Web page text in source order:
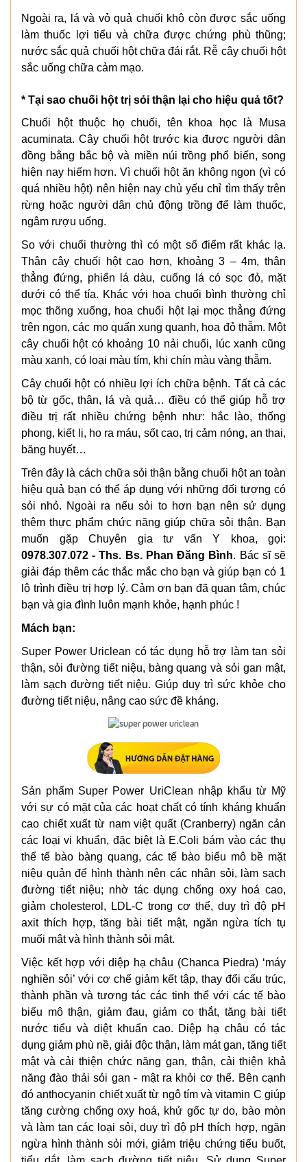
Ngoài ra, lá và vỏ quả chuối khô còn được sắc uống
làm thuốc lợi tiểu và chữa được chứng phù thũng;
nước sắc quả chuối hột chữa đái rắt. Rễ cây chuối hột
sắc uống chữa cảm mạo.
* Tại sao chuối hột trị sỏi thận lại cho hiệu quả tốt?
Chuối hột thuộc họ chuối, tên khoa học là Musa
acuminata. Cây chuối hột trước kia được người dân
đồng bằng bắc bộ và miền núi trồng phổ biến, song
hiện nay hiếm hơn. Vì chuối hột ăn không ngon (vì có
quá nhiều hột) nên hiện nay chủ yếu chỉ tìm thấy trên
rừng hoặc người dân chủ động trồng để làm thuốc,
ngâm rượu uống.
So với chuối thường thì có một số điểm rất khác lạ.
Thân cây chuối hột cao hơn, khoảng 3 – 4m, thân
thẳng đứng, phiến lá dàu, cuống lá có sọc đỏ, mặt
dưới có thể tía. Khác với hoa chuối bình thường chỉ
mọc thõng xuống, hoa chuối hột lại mọc thẳng đứng
trên ngọn, các mo quấn xung quanh, hoa đỏ thẫm. Một
cây chuối hột có khoảng 10 nải chuối, lúc xanh cũng
màu xanh, có loại màu tím, khi chín màu vàng thẫm.
Cây chuối hột có nhiều lợi ích chữa bệnh. Tất cả các
bộ từ gốc, thân, lá và quả… điều có thể giúp hỗ trợ
điều trị rất nhiều chứng bệnh như: hắc lào, thống
phong, kiết lị, ho ra máu, sốt cao, trị cảm nóng, an thai,
băng huyết…
Trên đây là cách chữa sỏi thận bằng chuối hột an toàn
hiệu quả bạn có thể áp dụng với những đối tượng có
sỏi nhỏ. Ngoài ra nếu sỏi to hơn bạn nên sử dụng
thêm thực phẩm chức năng giúp chữa sỏi thận. Bạn
muốn gặp Chuyên gia tư vấn Y khoa, gọi:
0978.307.072 - Ths. Bs. Phan Đăng Bình. Bác sĩ sẽ
giải đáp thêm các thắc mắc cho bạn và giúp bạn có 1
lộ trình điều trị hợp lý. Cảm ơn bạn đã quan tâm, chúc
bạn và gia đình luôn mạnh khỏe, hạnh phúc !
Mách bạn:
Super Power Uriclean có tác dụng hỗ trợ làm tan sỏi
thận, sỏi đường tiết niệu, bàng quang và sỏi gan mật,
làm sạch đường tiết niệu. Giúp duy trì sức khỏe cho
đường tiết niệu, nâng cao sức đề kháng.
Sản phẩm Super Power UriClean nhập khẩu từ Mỹ
với sự có mặt của các hoạt chất có tính kháng khuẩn
cao chiết xuất từ nam việt quất (Cranberry) ngăn cản
các loại vi khuẩn, đặc biệt là E.Coli bám vào các thụ
thể tế bào bàng quang, các tế bào biểu mô bề mặt
niệu quản để hình thành nên các nhân sỏi, làm sạch
đường tiết niệu; nhờ tác dụng chống oxy hoá cao,
giảm cholesterol, LDL-C trong cơ thể, duy trì độ pH
axit thích hợp, tăng bài tiết mật, ngăn ngừa tích tụ
muối mật và hình thành sỏi mật.
Việc kết hợp với diệp hạ châu (Chanca Piedra) ‘máy
nghiền sỏi’ với cơ chế giảm kết tập, thay đổi cấu trúc,
thành phần và tương tác các tinh thể với các tế bào
biểu mô thận, giảm đau, giảm co thắt, tăng bài tiết
nước tiểu và diệt khuẩn cao. Diệp hạ châu có tác
dụng giảm phù nề, giải độc thận, làm mát gan, tăng tiết
mật và cải thiện chức năng gan, thận, cải thiện khả
năng đào thải sỏi gan - mật ra khỏi cơ thể. Bên cạnh
đó anthocyanin chiết xuất từ ngô tím và vitamin C giúp
tăng cường chống oxy hoá, khử gốc tự do, bào mòn
và làm tan các loại sỏi, duy trì độ pH thích hợp, ngăn
ngừa hình thành sỏi mới, giảm triệu chứng tiểu buốt,